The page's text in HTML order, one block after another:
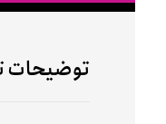
توضیحات